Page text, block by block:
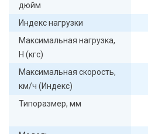
дюйм
Индекс нагрузки
Максимальная нагрузка,
Н (кгс)
Максимальная скорость,
км/ч (Индекс)
Типоразмер, мм